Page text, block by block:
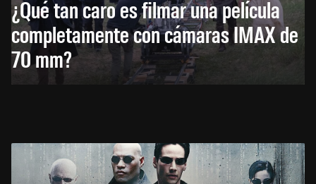
¿Qué tan caro es filmar una película
completamente con cámaras IMAX de
70 mm?